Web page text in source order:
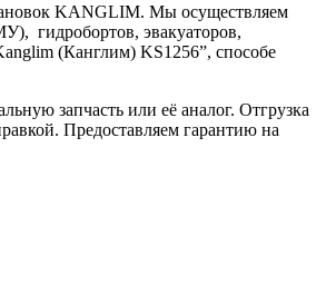
KANGLIM. Мы осуществляем
гидробортов, эвакуаторов,
(Канглим) KS1256”, способе
запчасть или её аналог. Отгрузка
Предоставляем гарантию на